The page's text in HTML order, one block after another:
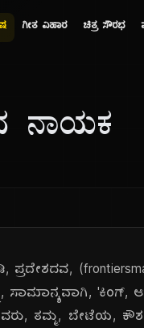
ಗೀತ ವಿಹಾರ ಚಿತ್ರ ಸೌರಭ
ನಾಯಕ
ಸಾಮಾನ್ಯವಾಗಿ, 'ಕಿಂಗ್,
ತಮ್ಮ, ಬೇಟೆಯ,